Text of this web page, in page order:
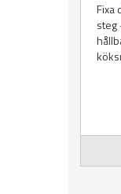
Fixa
steg